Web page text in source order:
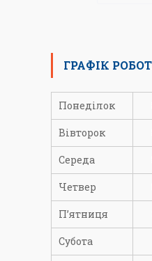
ГРАФІК
Понеділок
Вівторок
Середа
Четвер
П’ятниця
Субота